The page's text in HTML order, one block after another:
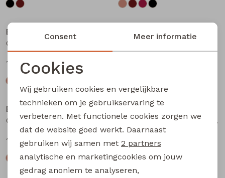
Bakkaboe
12,99
Bakkaboe
Bakkaboe
Olivia baby W20243 baby meisjes T-shirt lm Zwart
12,99
Bakkaboe
Fenda baby W20261 baby meisjes denim jack Wijnrood
24,99
Noodzakelijke cookies
Analytische cookies
Marketing cookies
Consent Meer informatie
Cookies
Wij gebruiken cookies en vergelijkbare
technieken om je gebruikservaring te
verbeteren. Met functionele cookies zorgen we
dat de website goed werkt. Daarnaast
gebruiken wij samen met 2 partners
analytische en marketingcookies om jouw
gedrag anoniem te analyseren,